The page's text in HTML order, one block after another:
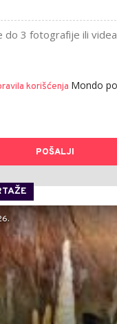
do 3 fotografije ili
korišćenja Mondo
POŠALJI